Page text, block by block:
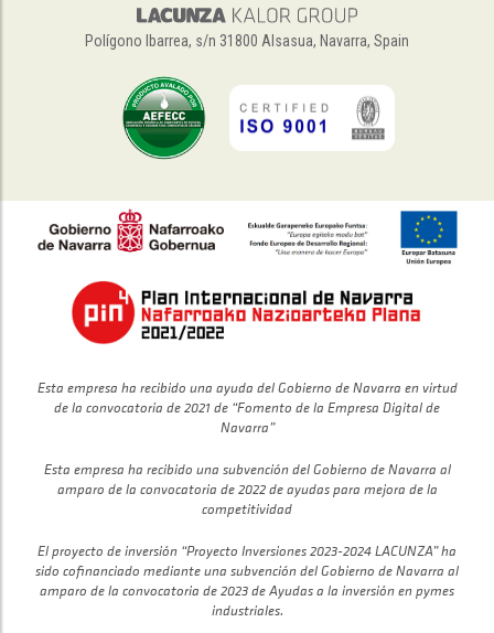
Polígono Ibarrea, s/n 31800 Alsasua, Navarra, Spain
Esta empresa ha recibido una ayuda del Gobierno de Navarra en virtud
de la convocatoria de 2021 de “Fomento de la Empresa Digital de
Navarra”
Esta empresa ha recibido una subvención del Gobierno de Navarra al
amparo de la convocatoria de 2022 de ayudas para mejora de la
competitividad
El proyecto de inversión “Proyecto Inversiones 2023-2024 LACUNZA” ha
sido cofinanciado mediante una subvención del Gobierno de Navarra al
amparo de la convocatoria de 2023 de Ayudas a la inversión en pymes
industriales.